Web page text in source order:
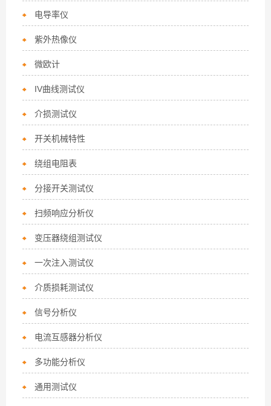
电导率仪
紫外热像仪
微欧计
IV曲线测试仪
介损测试仪
开关机械特性
绕组电阻表
分接开关测试仪
扫频响应分析仪
变压器绕组测试仪
一次注入测试仪
介质损耗测试仪
信号分析仪
电流互感器分析仪
多功能分析仪
通用测试仪